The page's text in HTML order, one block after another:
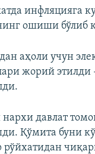
инфляцияга
ошиши бўлиб
аҳоли учун
жорий этилди
давлат
Қўмита буни
рўйхатидан